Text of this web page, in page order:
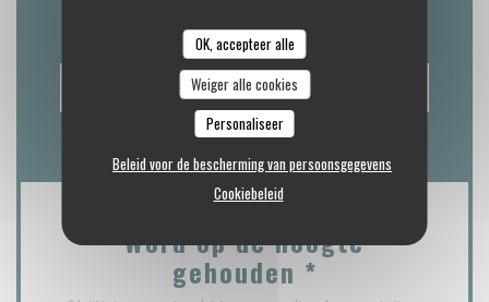
OK, accepteer alle
Weiger alle cookies
Personaliseer
Beleid voor de bescherming van persoonsgegevens
Cookiebeleid
RESERVEER EEN TAFEL
Word op de hoogte
gehouden *